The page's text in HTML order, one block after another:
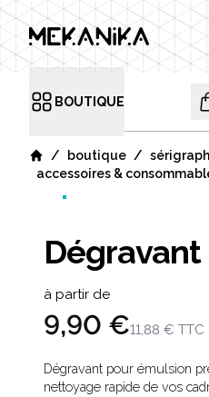
MEKANIKA
Open menu
BOUTIQUE
Home
/ boutique /
accessoires &
Dégravant
Product
à partir de
9,90 €11,88 € TTC
Description
Dégravant pour émulsion
nettoyage rapide de vos